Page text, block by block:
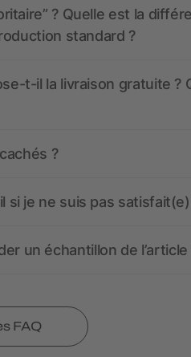
? Quelle est la
standard ?
t-il la livraison gratuite ?
?
si je ne suis pas
un échantillon de
FAQ